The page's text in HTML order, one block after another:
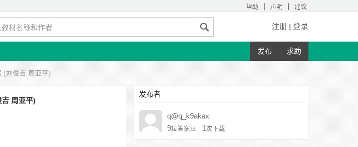
帮助 | 声明 | 建议
注册 | 登录
发布 求助
(刘俊吉 周亚平)
周亚平)
发布者
q@q_k9akax
9粒答案豆 1次下载